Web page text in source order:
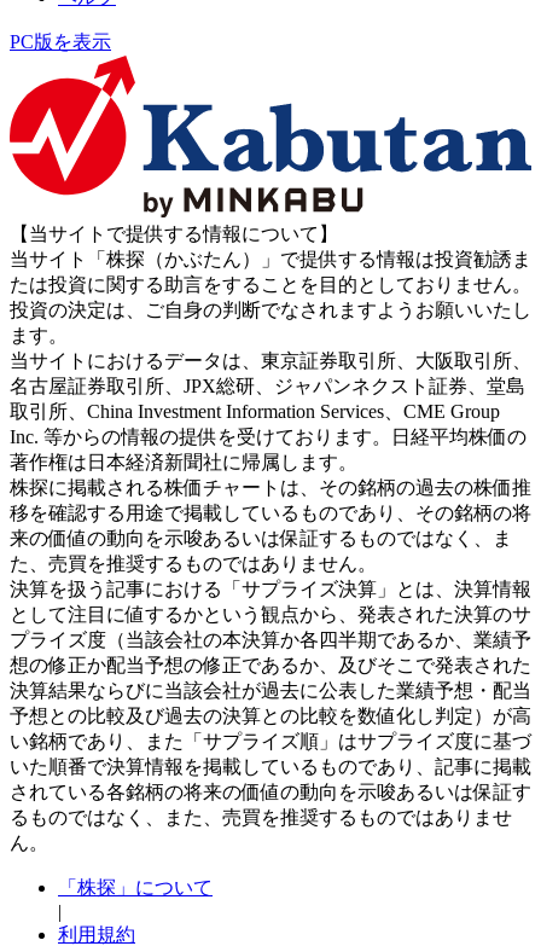
PC版を表示
【当サイトで提供する情報について】
当サイト「株探（かぶたん）」で提供する情報は投資勧誘ま
たは投資に関する助言をすることを目的としておりません。
投資の決定は、ご自身の判断でなされますようお願いいたし
ます。
当サイトにおけるデータは、東京証券取引所、大阪取引所、
名古屋証券取引所、JPX総研、ジャパンネクスト証券、堂島
取引所、China Investment Information Services、CME Group
Inc. 等からの情報の提供を受けております。日経平均株価の
著作権は日本経済新聞社に帰属します。
株探に掲載される株価チャートは、その銘柄の過去の株価推
移を確認する用途で掲載しているものであり、その銘柄の将
来の価値の動向を示唆あるいは保証するものではなく、ま
た、売買を推奨するものではありません。
決算を扱う記事における「サプライズ決算」とは、決算情報
として注目に値するかという観点から、発表された決算のサ
プライズ度（当該会社の本決算か各四半期であるか、業績予
想の修正か配当予想の修正であるか、及びそこで発表された
決算結果ならびに当該会社が過去に公表した業績予想・配当
予想との比較及び過去の決算との比較を数値化し判定）が高
い銘柄であり、また「サプライズ順」はサプライズ度に基づ
いた順番で決算情報を掲載しているものであり、記事に掲載
されている各銘柄の将来の価値の動向を示唆あるいは保証す
るものではなく、また、売買を推奨するものではありませ
ん。
「株探」について
|
利用規約